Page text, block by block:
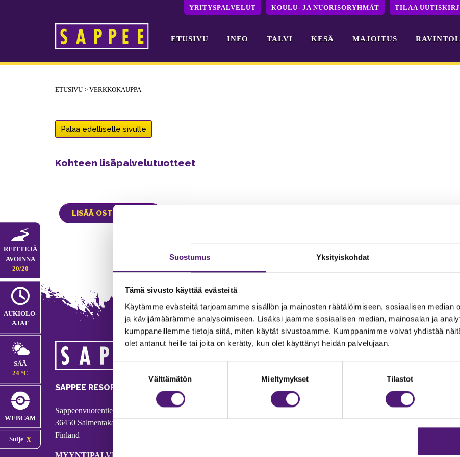
Suostumus Yksityiskohdat
Tämä sivusto käyttää evästeitä
Käytämme evästeitä tarjoamamme sisällön ja mainosten räätälöimiseen, sosiaalisen median
ja kävijämäärämme analysoimiseen. Lisäksi jaamme sosiaalisen median, mainosalan ja
kumppaneillemme tietoja siitä, miten käytät sivustoamme. Kumppanimme voivat yhdistää
olet antanut heille tai joita on kerätty, kun olet käyttänyt heidän palvelujaan.
Välttämätön Mieltymykset Tilastot
YRITYSPALVELUT KOULU- JA NUORISORYHMÄT TILAA
Päävalikko ETUSIVU INFO TALVI KESÄ MAJOITUS
REITTEJÄ
AVOINNA
20/20
AUKIOLO­
AJAT
SÄÄ
24 °C
WEBCAM
Sulje
ETUSIVU> VERKKOKAUPPA
Palaa edelliselle sivulle
Kohteen lisäpalvelutuotteet
SAPPEE RESORT
Sappeenvuorentie 200
36450 Salmentaka, Pälkäne
Finland
MYYNTIPALVELU/ INFO
MAJOITUS
020 755 9975
majoitus@sappee.fi
Vastuullisuus
Avoimet työpaikat
Anna palautetta